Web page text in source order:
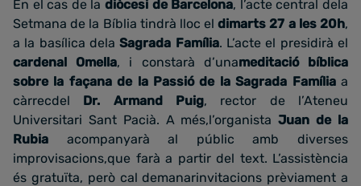
En el cas de la diòcesi de Barcelona, l’acte central dela
Setmana de la Bíblia tindrà lloc eldimarts 27 a les 20h,
a la basílica delaSagrada Família. L’acte el presidirà el
cardenal Omella, i constarà d’unameditació bíblica
sobre la façana de la Passió de la Sagrada Família a
càrrecdel Dr. Armand Puig, rector de l’Ateneu
Universitari Sant Pacià. A més,l’organistaJuan de la
Rubia acompanyarà al públic amb diverses
improvisacions,que farà a partir del text. L’assistència
és gratuïta, però cal demanarinvitacions prèviament a